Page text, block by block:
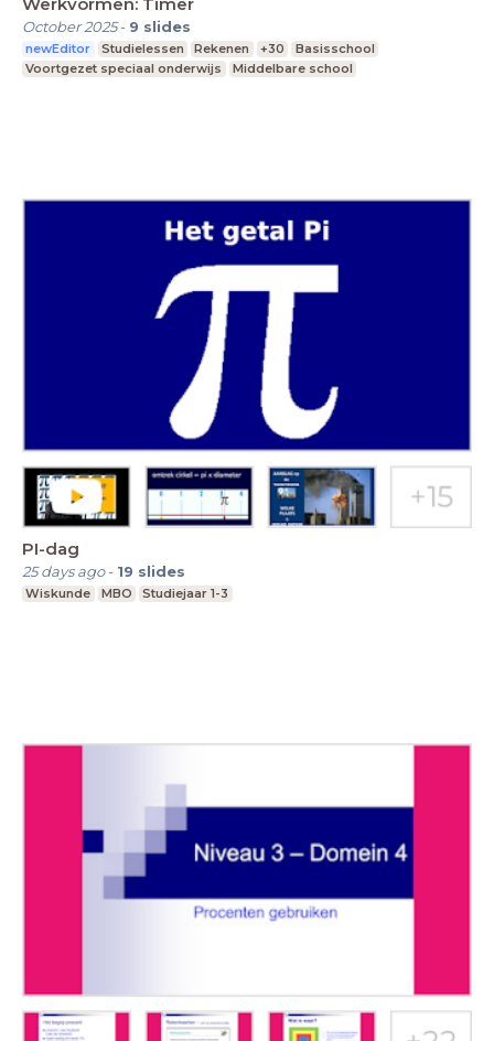
Werkvormen: Timer
October 2025- 9 slides
newEditor Studielessen Rekenen +30
Basisschool
Voortgezet speciaal onderwijs
Middelbare school
PI-dag
25 days ago- 19 slides
Wiskunde MBO Studiejaar 1-3